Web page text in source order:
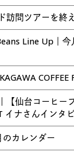
訪問ツアーを終
Line Up｜
COFFEE
【仙台コーヒー
イナさんインタ
のカレンダー